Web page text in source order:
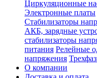
Циркуляционные
Электронные платы
Стабилизаторы
АКБ, зарядные
стабилизаторы
питания Релейные
напряжения
О компании